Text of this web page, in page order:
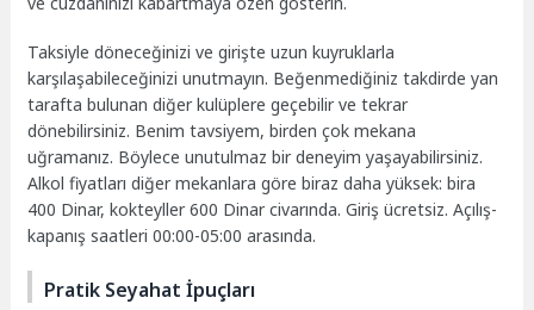
Taksiyle döneceğinizi ve girişte uzun kuyruklarla
karşılaşabileceğinizi unutmayın. Beğenmediğiniz takdirde yan
tarafta bulunan diğer kulüplere geçebilir ve tekrar
dönebilirsiniz. Benim tavsiyem, birden çok mekana
uğramanız. Böylece unutulmaz bir deneyim yaşayabilirsiniz.
Alkol fiyatları diğer mekanlara göre biraz daha yüksek: bira
400 Dinar, kokteyller 600 Dinar civarında. Giriş ücretsiz. Açılış-
kapanış saatleri 00:00-05:00 arasında.
Pratik Seyahat İpuçları